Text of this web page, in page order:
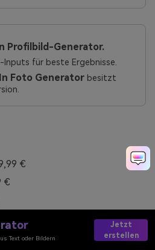
Profilbild-Generator.
für beste Ergebnisse.
Foto Generator besitzt
€
€
Text oder Bildern
Jetzt
erstellen